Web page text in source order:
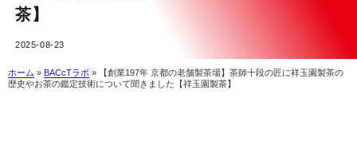
茶】
2025-08-23
ホーム » BACcTラボ »
【創業197年 京都の老舗製茶場】茶師十段の匠に祥玉園製茶の
歴史やお茶の鑑定技術について聞きました【祥玉園製茶】